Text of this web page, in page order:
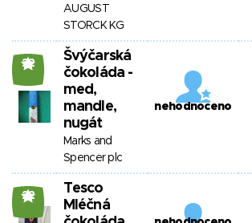
AUGUST
STORCK KG
22
Švýčarská
čokoláda -
med,
mandle,
nugát
Marks and
Spencer plc
nehodnoceno
22
Tesco
Mléčná